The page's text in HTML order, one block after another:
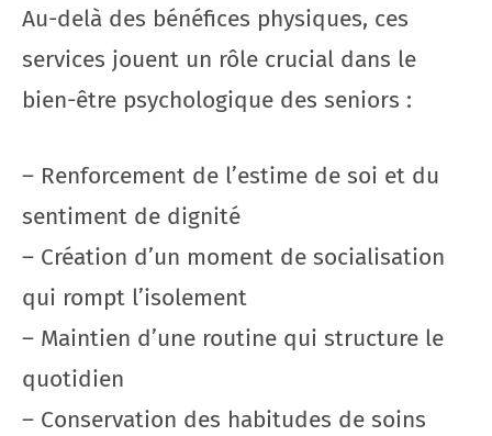
Au-delà des bénéfices physiques, ces
services jouent un rôle crucial dans le
bien-être psychologique des seniors :
– Renforcement de l’estime de soi et du
sentiment de dignité
– Création d’un moment de socialisation
qui rompt l’isolement
– Maintien d’une routine qui structure le
quotidien
– Conservation des habitudes de soins